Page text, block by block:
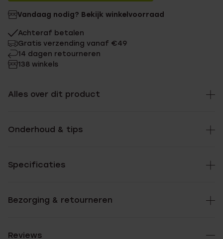
Vandaag nodig? Bekijk winkelvoorraad
Achteraf betalen
Gratis verzending vanaf €49
14 dagen retourneren
138 winkels
Alles over dit product
Onderhoud & tips
Specificaties
Bezorging & retourneren
Reviews